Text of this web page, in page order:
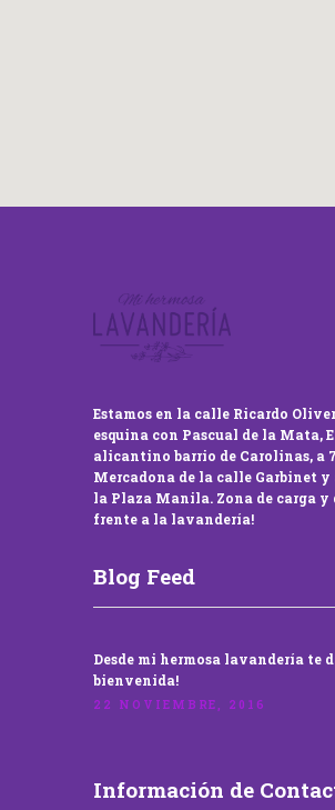
Estamos en la calle Ricardo
esquina con Pascual de la Mata,
alicantino barrio de Carolinas, a
Mercadona de la calle Garbinet y
la Plaza Manila. Zona de carga y
frente a la lavandería!
Blog Feed
Desde mi hermosa lavandería te
bienvenida!
22 NOVIEMBRE, 2016
Información de